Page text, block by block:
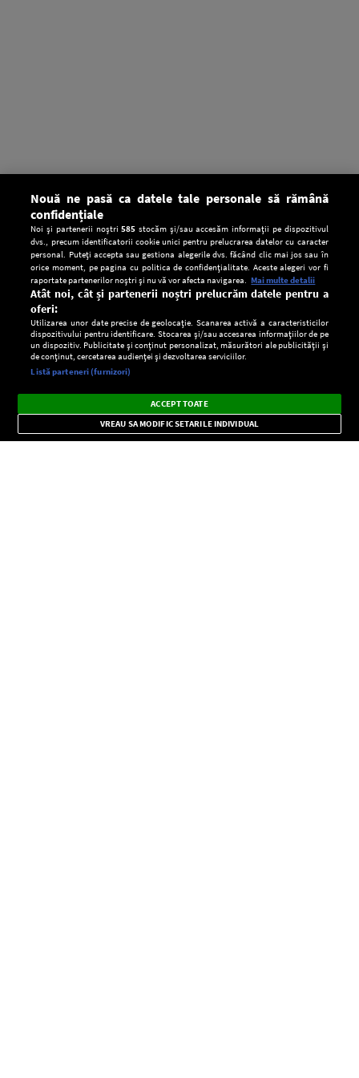
CONFIDENŢIALITATE
Setări:
Dark
Mode
Radio live, podcasturi, știri și alerte
importante.
×
Nouă ne pasă ca datele tale personale să rămână
confidențiale
Noi și partenerii noștri585 stocăm și/sau accesăm informații pe dispozitivul
dvs., precum identificatorii cookie unici pentru prelucrarea datelor cu caracter
personal. Puteți accepta sau gestiona alegerile dvs. făcând clic mai jos sau în
orice moment, pe pagina cu politica de confidențialitate. Aceste alegeri vor fi
raportate partenerilor noștri și nu vă vor afecta navigarea. Mai multe detalii
Atât noi, cât și partenerii noștri prelucrăm datele pentru a
oferi:
Utilizarea unor date precise de geolocație. Scanarea activă a caracteristicilor
dispozitivului pentru identificare. Stocarea și/sau accesarea informațiilor de pe
un dispozitiv. Publicitate și conținut personalizat, măsurători ale publicității și
de conținut, cercetarea audienței și dezvoltarea serviciilor.
Listă parteneri (furnizori)
ACCEPT TOATE
VREAU SA MODIFIC SETARILE INDIVIDUAL